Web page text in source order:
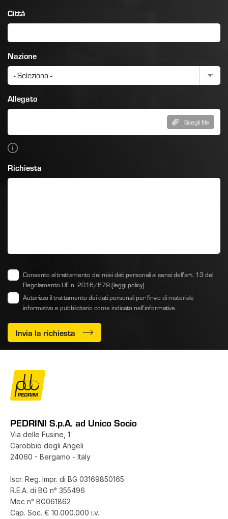
Città
Nazione
Allegato
Scegli file
Richiesta
Consento al trattamento dei miei dati personali ai sensi dell’art. 13 del
Regolamento UE n. 2016/679 (leggi policy)
Autorizzo il trattamento dei dati personali per l'invio di materiale
informativo e pubblicitario come indicato nell’informativa
Invia la richiesta
PEDRINI S.p.A. ad Unico Socio
Via delle Fusine, 1
Carobbio degli Angeli
24060 - Bergamo - Italy
Iscr. Reg. Impr. di BG 03169850165
R.E.A. di BG n° 355496
Mec n° BG061862
Cap. Soc. € 10.000.000 i.v.